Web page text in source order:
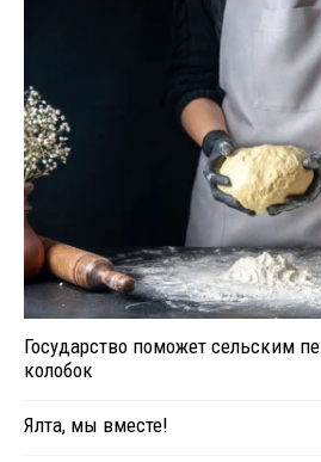
Государство поможет сельским
колобок
Ялта, мы вместе!